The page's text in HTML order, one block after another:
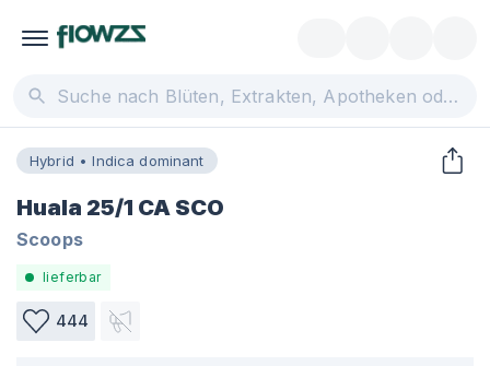
Hybrid • Indica dominant
Huala 25/1 CA SCO
Scoops
lieferbar
444